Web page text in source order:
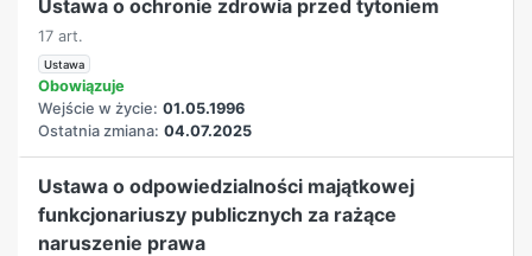
Ustawa o ochronie zdrowia przed tytoniem
17 art.
Ustawa
Obowiązuje
Wejście w życie: 01.05.1996
Ostatnia zmiana: 04.07.2025
Ustawa o odpowiedzialności majątkowej
funkcjonariuszy publicznych za rażące
naruszenie prawa